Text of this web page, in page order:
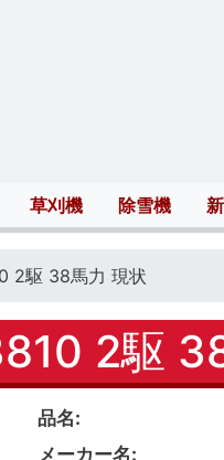
草刈機 除雪機
2駆 38馬力 現状
2駆
品名
メーカー名